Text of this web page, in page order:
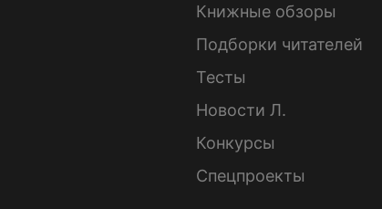
Книжные обзоры
Подборки читателей
Тесты
Новости Л.
Конкурсы
Спецпроекты